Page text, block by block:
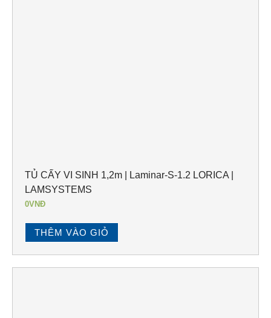
TỦ CẤY VI SINH 1,2m | Laminar-S-1.2 LORICA |
LAMSYSTEMS
0VNĐ
THÊM VÀO GIỎ